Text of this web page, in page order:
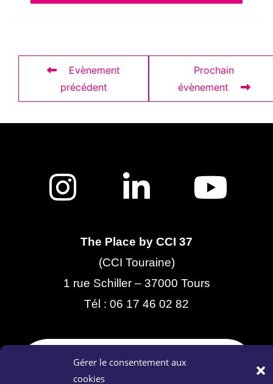
Gérer le consentement aux
cookies
Evènement
précédent
Prochain
évènement
The Place by CCI 37
(CCI Touraine)
1 rue Schiller – 37000 Tours
Tél : 06 17 46 02 82